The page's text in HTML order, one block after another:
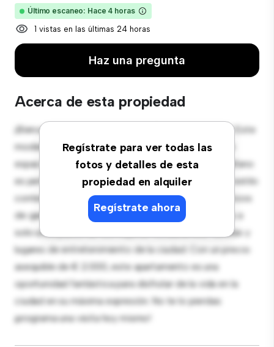
Último escaneo: Hace 4 horas
1 vistas en las últimas 24 horas
Haz una pregunta
Acerca de esta propiedad
Regístrate para ver todas las
fotos y detalles de esta
propiedad en alquiler
Regístrate ahora
¡Bienvenido a tu nuevo hogar en Estepona, Málaga! Este
moderno apartamento de 4 habitaciones ofrece un
espacio de vida elegante y acogedor. El diseño diáfano
es perfecto para el entretenimiento, y la cocina de estilo
contemporáneo está equipada con electrodomésticos
de gama alta. Con su ubicación privilegiada, estarás a
solo unos pasos de los mejores restaurantes, tiendas y
lugares de entretenimiento de la ciudad. Con un precio
asequible de € 2.000, este apartamento es una
oportunidad fantástica para disfrutar de la vida en la
ciudad en su máxima expresión. No te lo pierdas:
¡programa una visita hoy mismo!